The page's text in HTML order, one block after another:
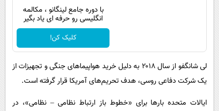
با دوره جامع لینگانو ، مکالمه
انگلیسی رو حرفه ای یاد بگیر
کلیک کن!
لی شانگفو از سال ۲۰۱۸ به دلیل خرید هواپیماهای جنگی و تجهیزات از
یک شرکت دفاعی روسی، هدف تحریم‌های آمریکا قرار گرفته است.
ایالات متحده بارها برای «خطوط باز ارتباط نظامی – نظامی»، در